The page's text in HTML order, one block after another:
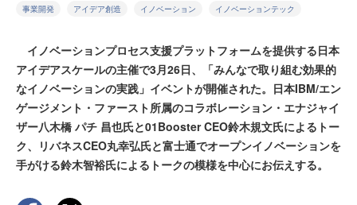
事業開発 アイデア創造 イノベーション イノベーションテック
イノベーションプロセス支援プラットフォームを提供する日本
アイデアスケールの主催で3月26日、「みんなで取り組む効果的
なイノベーションの実践」イベントが開催された。日本IBM/エン
ゲージメント・ファースト所属のコラボレーション・エナジャイ
ザー八木橋 パチ 昌也氏と01Booster CEO鈴木規文氏によるトー
ク、リバネスCEO丸幸弘氏と富士通でオープンイノベーションを
手がける鈴木智裕氏によるトークの模様を中心にお伝えする。